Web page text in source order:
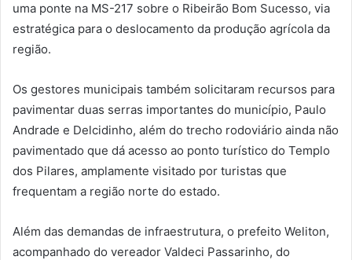
uma ponte na MS-217 sobre o Ribeirão Bom Sucesso, via
estratégica para o deslocamento da produção agrícola da
região.
Os gestores municipais também solicitaram recursos para
pavimentar duas serras importantes do município, Paulo
Andrade e Delcidinho, além do trecho rodoviário ainda não
pavimentado que dá acesso ao ponto turístico do Templo
dos Pilares, amplamente visitado por turistas que
frequentam a região norte do estado.
Além das demandas de infraestrutura, o prefeito Weliton,
acompanhado do vereador Valdeci Passarinho, do